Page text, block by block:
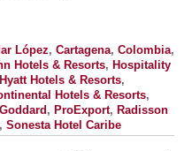
López, Cartagena, Colombia,
Hotels & Resorts, Hospitality
Hyatt Hotels & Resorts,
Hotels & Resorts,
, ProExport, Radisson
, Sonesta Hotel Caribe